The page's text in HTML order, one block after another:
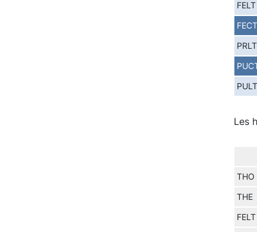
FELT
FECT
PRLT
PULT
Les
THO
THE
FELT